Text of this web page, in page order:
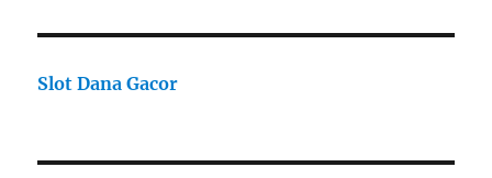
Slot Dana Gacor